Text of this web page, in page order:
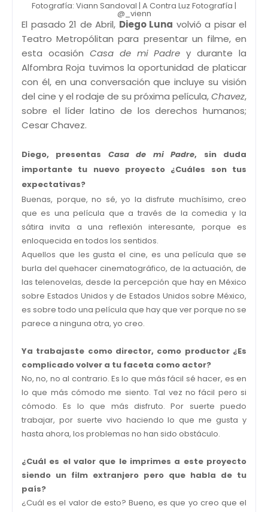
Fotografía: Viann Sandoval | A Contra Luz Fotografía |
@_vienn
El pasado 21 de Abril, Diego Luna volvió a pisar el
Teatro Metropólitan para presentar un filme, en
esta ocasión Casa de mi Padre y durante la
Alfombra Roja tuvimos la oportunidad de platicar
con él, en una conversación que incluye su visión
del cine y el rodaje de su próxima película,Chavez,
sobre el líder latino de los derechos humanos;
Cesar Chavez.
Diego, presentas Casa de mi Padre, sin duda
importante tu nuevo proyecto ¿Cuáles son tus
expectativas?
Buenas, porque, no sé, yo la disfrute muchísimo, creo
que es una película que a través de la comedia y la
sátira invita a una reflexión interesante, porque es
enloquecida en todos los sentidos.
Aquellos que les gusta el cine, es una película que se
burla del quehacer cinematográfico, de la actuación, de
las telenovelas, desde la percepción que hay en México
sobre Estados Unidos y de Estados Unidos sobre México,
es sobre todo una película que hay que ver porque no se
parece a ninguna otra, yo creo.
Ya trabajaste como director, como productor ¿Es
complicado volver a tu faceta como actor?
No, no, no al contrario. Es lo que más fácil sé hacer, es en
lo que más cómodo me siento. Tal vez no fácil pero si
cómodo. Es lo que más disfruto. Por suerte puedo
trabajar, por suerte vivo haciendo lo que me gusta y
hasta ahora, los problemas no han sido obstáculo.
¿Cuál es el valor que le imprimes a este proyecto
siendo un film extranjero pero que habla de tu
país?
¿Cuál es el valor de esto? Bueno, es que yo creo que el